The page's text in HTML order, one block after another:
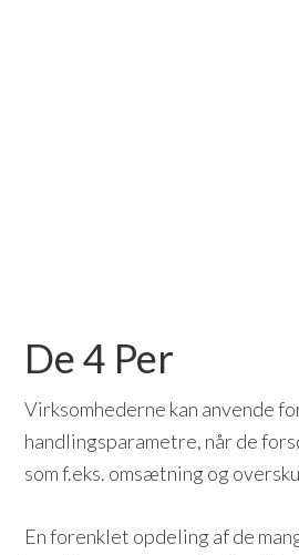
De 4 Per
Virksomhederne kan anvende
handlingsparametre, når de
som f.eks. omsætning og
En forenklet opdeling af de